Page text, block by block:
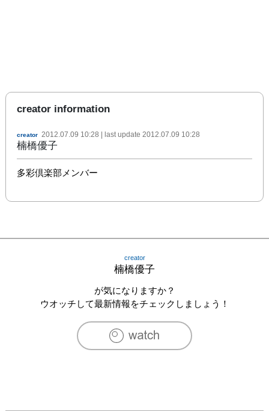
creator information
creator 2012.07.09 10:28 | last update 2012.07.09 10:28
楠橋優子
多彩倶楽部メンバー
creator
楠橋優子
が気になりますか？
ウオッチして最新情報をチェックしましょう！